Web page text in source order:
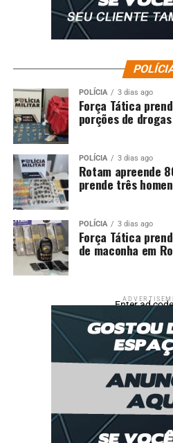
POLÍCIA 3 dias ago
Força Tática
porções de
POLÍCIA 3 dias ago
Rotam apreende
prende três
POLÍCIA 3 dias ago
Força Tática
de maconha em
Enter ad